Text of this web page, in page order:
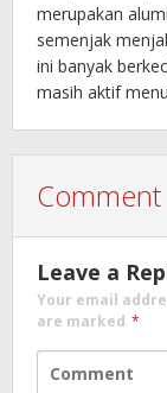
merupakan
semenjak
ini banyak
masih aktif
Comment
Leave a
Your email
are marked *